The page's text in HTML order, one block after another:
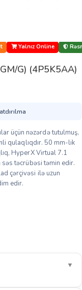
Yalnız Online
G) (4P5K5AA)
üçün nəzərdə tutulmuş,
qulaqlıqdır. 50 mm-lik
HyperX Virtual 7.1
təcrübəsi təmin edir.
çərçivəsi ilə uzun
edir.
▼